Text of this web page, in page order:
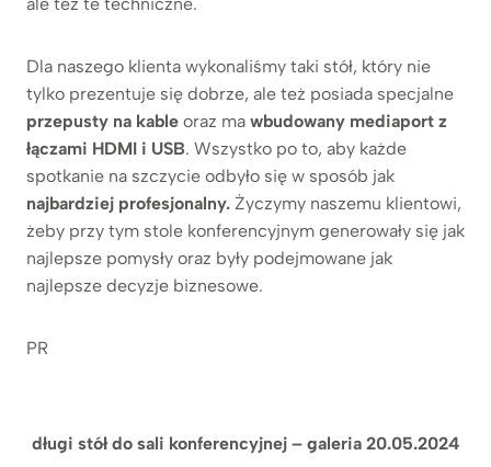
Dla naszego klienta wykonaliśmy taki stół, który nie
tylko prezentuje się dobrze, ale też posiada specjalne
przepusty na kable oraz ma wbudowany mediaport z
łączami HDMI i USB. Wszystko po to, aby każde
spotkanie na szczycie odbyło się w sposób jak
najbardziej profesjonalny. Życzymy naszemu klientowi,
żeby przy tym stole konferencyjnym generowały się jak
najlepsze pomysły oraz były podejmowane jak
najlepsze decyzje biznesowe.
PR
długi stół do sali konferencyjnej – galeria 20.05.2024